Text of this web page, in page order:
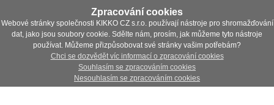
Zpracování cookies
Webové stránky společnosti KIKKO CZ s.r.o. používají nástroje pro shromažďování
dat, jako jsou soubory cookie. Sdělte nám, prosím, jak můžeme tyto nástroje
používat. Můžeme přizpůsobovat své stránky vašim potřebám?
Chci se dozvědět víc informací o zpracování cookies
Souhlasím se zpracováním cookies
Nesouhlasím se zpracováním cookies